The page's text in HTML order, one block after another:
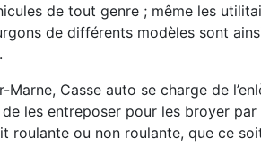
de tout genre ; même les
de différents modèles sont
Casse auto se charge de
les entreposer pour les broyer
roulante ou non roulante, que ce